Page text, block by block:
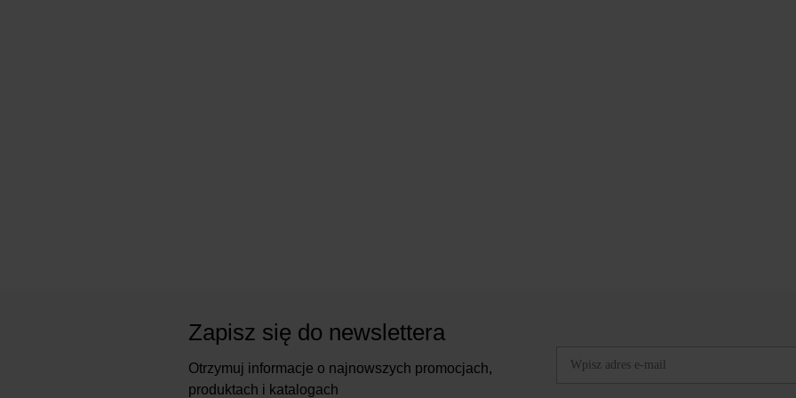
Zapisz się do newslettera
Otrzymuj informacje o najnowszych promocjach,
produktach i katalogach